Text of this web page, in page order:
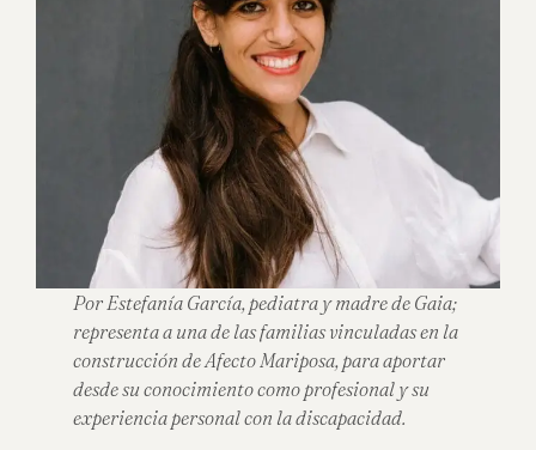
Por Estefanía García, pediatra y madre de Gaia;
representa a una de las familias vinculadas en la
construcción de Afecto Mariposa, para aportar
desde su conocimiento como profesional y su
experiencia personal con la discapacidad.